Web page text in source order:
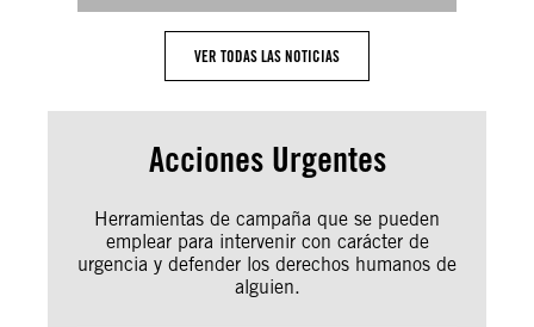
VER TODAS LAS NOTICIAS
Acciones Urgentes
Herramientas de campaña que se pueden
emplear para intervenir con carácter de
urgencia y defender los derechos humanos de
alguien.